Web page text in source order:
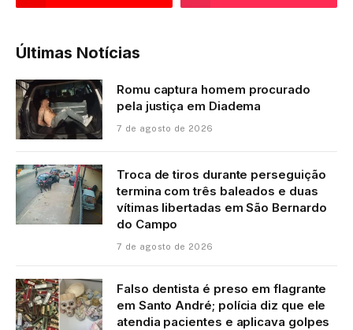
Últimas Notícias
Romu captura homem procurado
pela justiça em Diadema
7 de agosto de 2026
Troca de tiros durante perseguição
termina com três baleados e duas
vítimas libertadas em São Bernardo
do Campo
7 de agosto de 2026
Falso dentista é preso em flagrante
em Santo André; polícia diz que ele
atendia pacientes e aplicava golpes